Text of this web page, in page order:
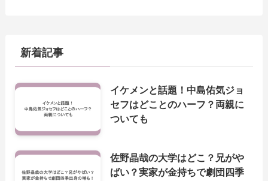
新着記事
イケメンと話題！中島佑気ジョ
セフはどことのハーフ？両親に
ついても
佐野晶哉の大学はどこ？兄がや
ばい？実家が金持ちで劇団四季